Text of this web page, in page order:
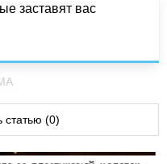
заставят вас
статью (0)